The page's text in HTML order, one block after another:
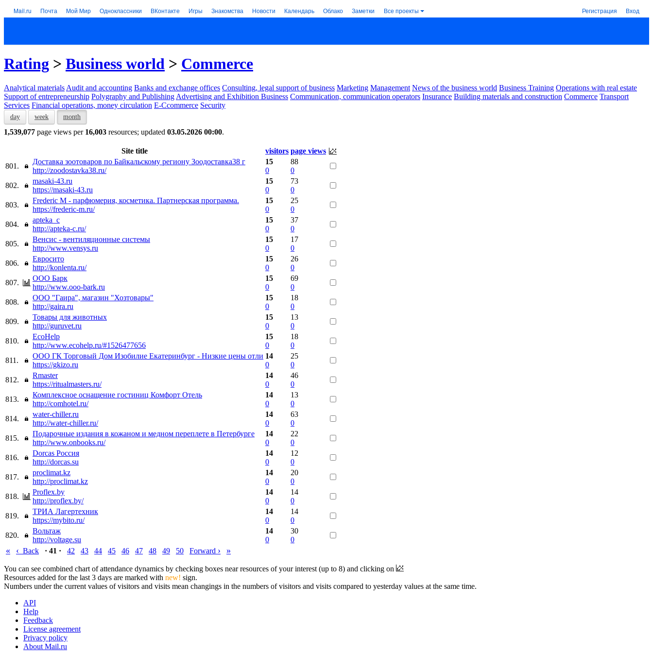
Mail.ru Почта Мой Мир Одноклассники ВКонтакте Игры Знакомства Новости Календарь Облако Заметки Все проекты Регистрация Вход
Rating > Business world > Commerce
Analytical materials Audit and accounting Banks and exchange offices Consulting, legal support of business Marketing Management News of the business world Business Training Operations with real estate
Support of entrepreneurship Polygraphy and Publishing Advertising and Exhibition Business Communication, communication operators Insurance Building materials and construction Commerce Transport
Services Financial operations, money circulation E-Ccommerce Security
day week month
1,539,077 page views per 16,003 resources; updated 03.05.2026 00:00.
Site title visitors page views
801.
Доставка зоотоваров по Байкальскому региону Зоодоставка38 г
http://zoodostavka38.ru/
15
0
88
0
802.
masaki-43.ru
https://masaki-43.ru
15
0
73
0
803.
Frederic M - парфюмерия, косметика. Партнерская программа.
https://frederic-m.ru/
15
0
25
0
804.
apteka_c
http://apteka-c.ru/
15
0
37
0
805.
Венсис - вентиляционные системы
http://www.vensys.ru
15
0
17
0
806.
Евросито
http://konlenta.ru/
15
0
26
0
807.
ООО Барк
http://www.ooo-bark.ru
15
0
69
0
808.
ООО "Гаира", магазин "Хозтовары"
http://gaira.ru
15
0
18
0
809.
Товары для животных
http://guruvet.ru
15
0
13
0
810.
EcoHelp
http://www.ecohelp.ru/#1526477656
15
0
18
0
811.
ООО ГК Торговый Дом Изобилие Екатеринбург - Низкие цены отли
https://gkizo.ru
14
0
25
0
812.
Rmaster
https://ritualmasters.ru/
14
0
46
0
813.
Комплексное оснащение гостиниц Комфорт Отель
http://comhotel.ru/
14
0
13
0
814.
water-chiller.ru
http://water-chiller.ru/
14
0
63
0
815.
Подарочные издания в кожаном и медном переплете в Петербурге
http://www.onbooks.ru/
14
0
22
0
816.
Dorcas Россия
http://dorcas.su
14
0
12
0
817.
proclimat.kz
http://proclimat.kz
14
0
20
0
818.
Proflex.by
http://proflex.by/
14
0
14
0
819.
ТРИА Лагертехник
https://mybito.ru/
14
0
14
0
820.
Вольтаж
http://voltage.su
14
0
30
0
« ‹ Back · 41 · 42 43 44 45 46 47 48 49 50 Forward › »
You can see combined chart of attendance dynamics by checking boxes near resources of your interest (up to 8) and clicking on
Resources added for the last 3 days are marked with new! sign.
Numbers under the current values of visitors and visits mean changings in the numbers of visitors and visits compared to yesterday values at the same time.
API
Help
Feedback
License agreement
Privacy policy
About Mail.ru